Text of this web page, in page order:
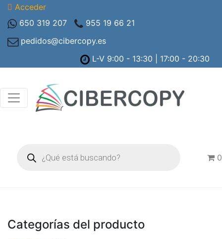
Acceder
650 319 207
955 19 66 21
pedidos@cibercopy.es
L-V 9:00 - 13:30 | 17:00 - 20:30
productos
0
Categorías del producto